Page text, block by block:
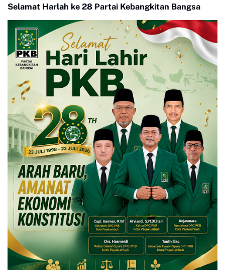
Selamat Harlah ke 28 Partai Kebangkitan Bangsa